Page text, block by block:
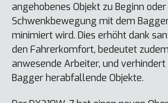
angehobenes Objekt zu Beginn
Schwenkbewegung mit dem
minimiert wird. Dies erhöht dank
den Fahrerkomfort, bedeutet
anwesende Arbeiter, und
Bagger herabfallende Objekte.